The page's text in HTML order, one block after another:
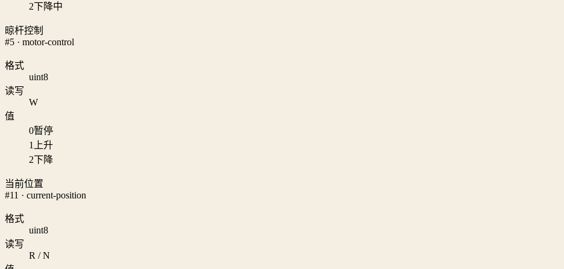
2下降中
晾杆控制
#5 · motor-control
格式
uint8
读写
W
值
0暂停
1
上升
2下降
当前位置
#11 · current-position
格式
uint8
读写
R / N